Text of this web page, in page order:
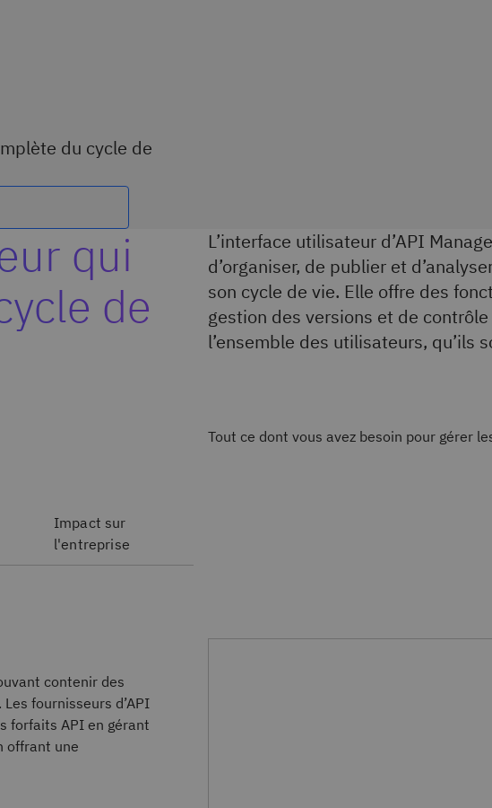
du cycle de
qui
de
L’interface utilisateur d’API
d’organiser, de publier et
son cycle de vie. Elle offre des
gestion des versions et de
l’ensemble des utilisateurs, qu’ils
Tout ce dont vous avez besoin pour gérer
Impact sur
l'entreprise
contenir des
fournisseurs d’API
forfaits API en gérant
offrant une